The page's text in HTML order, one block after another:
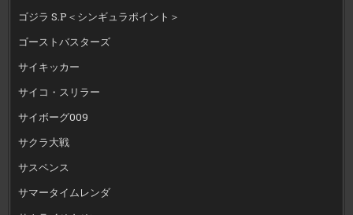
ゴジラ S.P＜シンギュラポイント＞
ゴーストバスターズ
サイキッカー
サイコ・スリラー
サイボーグ009
サクラ大戦
サスペンス
サマータイムレンダ